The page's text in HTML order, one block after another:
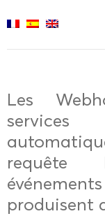
Les
requête
produisent